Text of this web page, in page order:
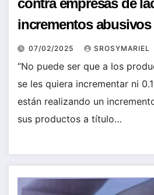
incrementos abusivos
07/02/2025 SROSYMARIEL
“No puede ser que a los
se les quiera incrementar ni
están realizando un
sus productos a título…